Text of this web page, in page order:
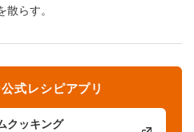
らす。
クッキング
式レシピアプリ